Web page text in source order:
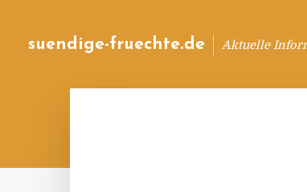
suendige-fruechte.de Aktuelle